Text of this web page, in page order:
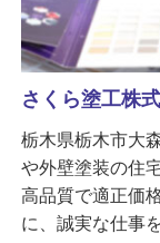
さくら塗工株
栃木県栃木市大
や外壁塗装の住
高品質で適正価
に、誠実な仕事